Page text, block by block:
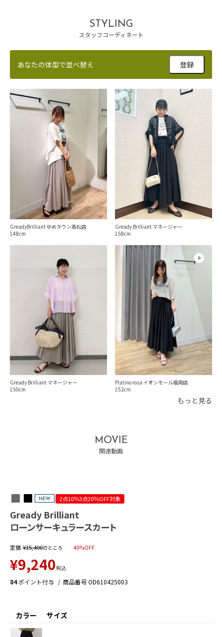
STYLING
スタッフコーディネート
あなたの体型で並べ替え 登録
GreadyBrilliant ゆめタウン高松店
148
Gready Brilliant マネージャー
158
Gready Brilliant マネージャー
150
Platino rosa イオンモール福岡店
152
もっと見る
MOVIE
関連動画
NEW 2点10％3点20％OFF対象
Gready Brilliant
ローンサーキュラースカート
定価 ¥15,400のところ 40%OFF
¥9,240税込
84ポイント付与 商品番号OD610425003
サイズ
カラー